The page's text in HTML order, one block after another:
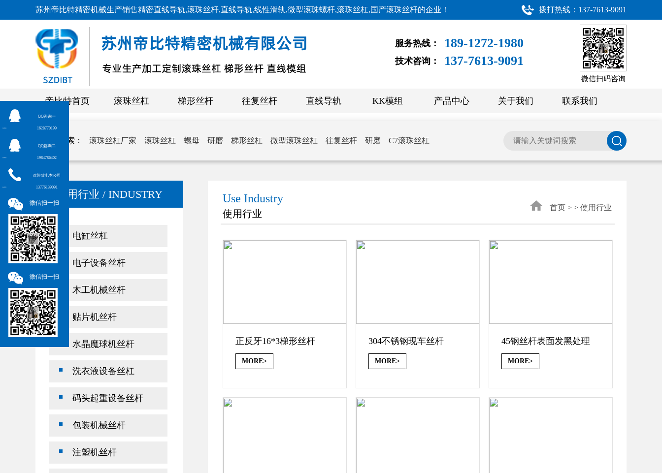
苏州帝比特精密机械生产销售精密直线导轨,滚珠丝杆,直线导轨,线性滑轨,微型滚珠螺杆,滚珠丝杠,国产滚珠丝杆的企业！ 拨打热线：137-7613-9091
服务热线：
技术咨询：
189-1272-1980
137-7613-9091
微信扫码咨询
帝比特首页 滚珠丝杠 梯形丝杆 往复丝杆 直线导轨 KK模组 产品中心 关于我们 联系我们
关键词搜索： 滚珠丝杠厂家 滚珠丝杠 螺母 研磨 梯形丝杠 微型滚珠丝杠 往复丝杆 研磨 C7滚珠丝杠
使用行业 / INDUSTRY
电缸丝杠
电子设备丝杆
木工机械丝杆
贴片机丝杆
水晶魔球机丝杆
洗衣液设备丝杠
码头起重设备丝杆
包装机械丝杆
注塑机丝杆
Use Industry
使用行业
首页 > > 使用行业
正反牙16*3梯形丝杆
MORE>
304不锈钢现车丝杆
MORE>
45钢丝杆表面发黑处理
MORE>
QQ咨询一
1628770199
QQ咨询二
1984786402
欢迎致电本公司
13776139091
微信扫一扫
微信扫一扫